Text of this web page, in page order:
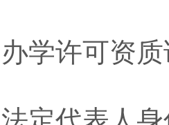
许可资质